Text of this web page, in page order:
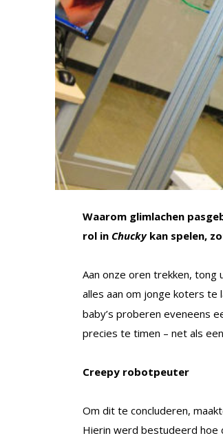
Waarom glimlachen
rol in Chuckykan spelen,
Aan onze oren trekken, tong
alles aan om jonge koters te
baby’s proberen eveneens
precies te timen – net als
Creepy robotpeuter
Om dit te concluderen,
Hierin werd bestudeerd hoe